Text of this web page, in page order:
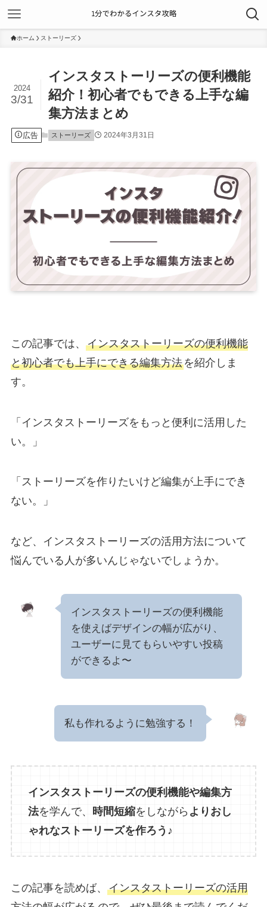
ホーム ストーリーズ
インスタストーリーズの便利機能
紹介！初心者でもできる上手な編
集方法まとめ
2024
3/31
広告 ストーリーズ 2024年3月31日
この記事では、 インスタストーリーズの便利機能
と初心者でも上手にできる編集方法を紹介しま
す。
「インスタストーリーズをもっと便利に活用した
い。」
「ストーリーズを作りたいけど編集が上手にでき
ない。」
など、インスタストーリーズの活用方法について
悩んでいる人が多いんじゃないでしょうか。
インスタストーリーズの便利機能
を使えばデザインの幅が広がり、
ユーザーに見てもらいやすい投稿
ができるよ〜
私も作れるように勉強する！
インスタストーリーズの便利機能や編集方
法を学んで、 時間短縮をしながら よりおし
ゃれなストーリーズを作ろう ♪
この記事を読めば、 インスタストーリーズの活用